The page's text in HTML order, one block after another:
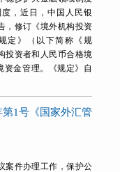
，近日，中国人民银
，修订《境外机构投资
定》（以下简称《规
投资者和人民币合格境
资金管理。《规定》自
1号《国家外汇管
案件办理工作，保护公